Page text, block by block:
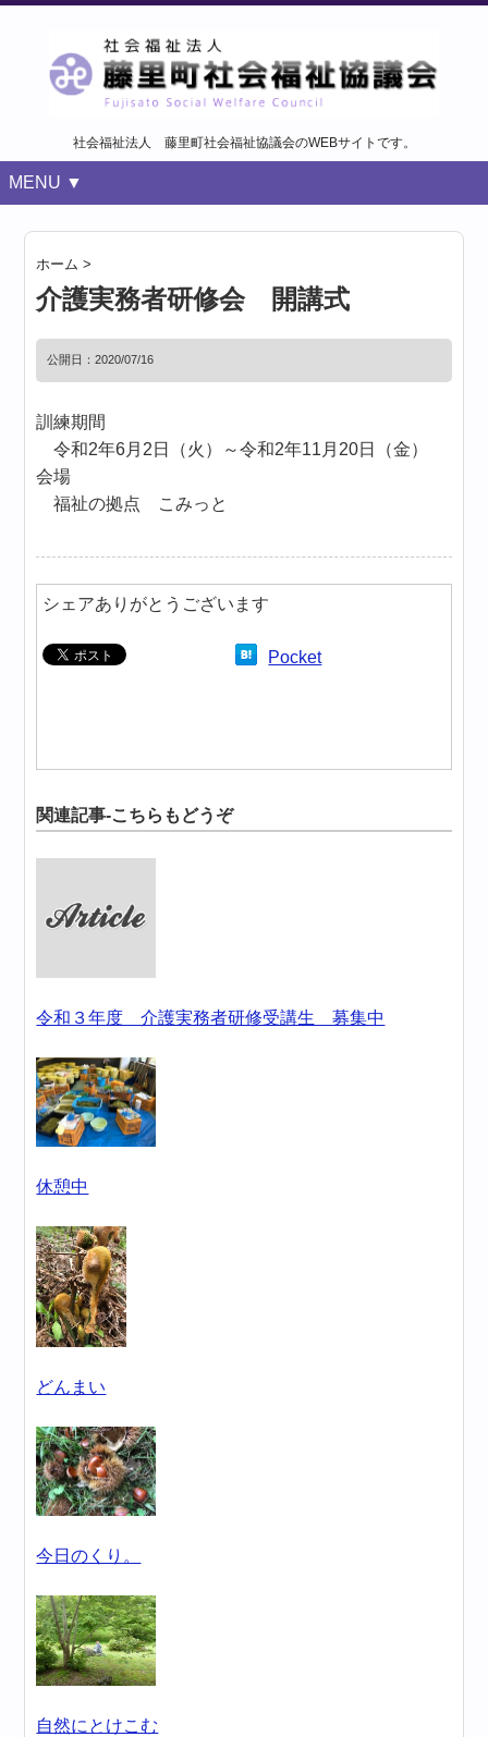
社会福祉法人 藤里町社会福祉協議会のWEBサイトです。
MENU ▼
ホーム >
介護実務者研修会 開講式
公開日：2020/07/16
訓練期間
令和2年6月2日（火）～令和2年11月20日（金）
会場
福祉の拠点 こみっと
シェアありがとうございます
Pocket
関連記事-こちらもどうぞ
令和３年度 介護実務者研修受講生 募集中
休憩中
どんまい
今日のくり。
自然にとけこむ